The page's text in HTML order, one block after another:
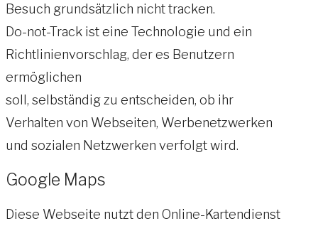
Besuch grundsätzlich nicht tracken.
Do-not-Track ist eine Technologie und ein
Richtlinienvorschlag, der es Benutzern
ermöglichen
soll, selbständig zu entscheiden, ob ihr
Verhalten von Webseiten, Werbenetzwerken
und sozialen Netzwerken verfolgt wird.
Google Maps
Diese Webseite nutzt den Online-Kartendienst